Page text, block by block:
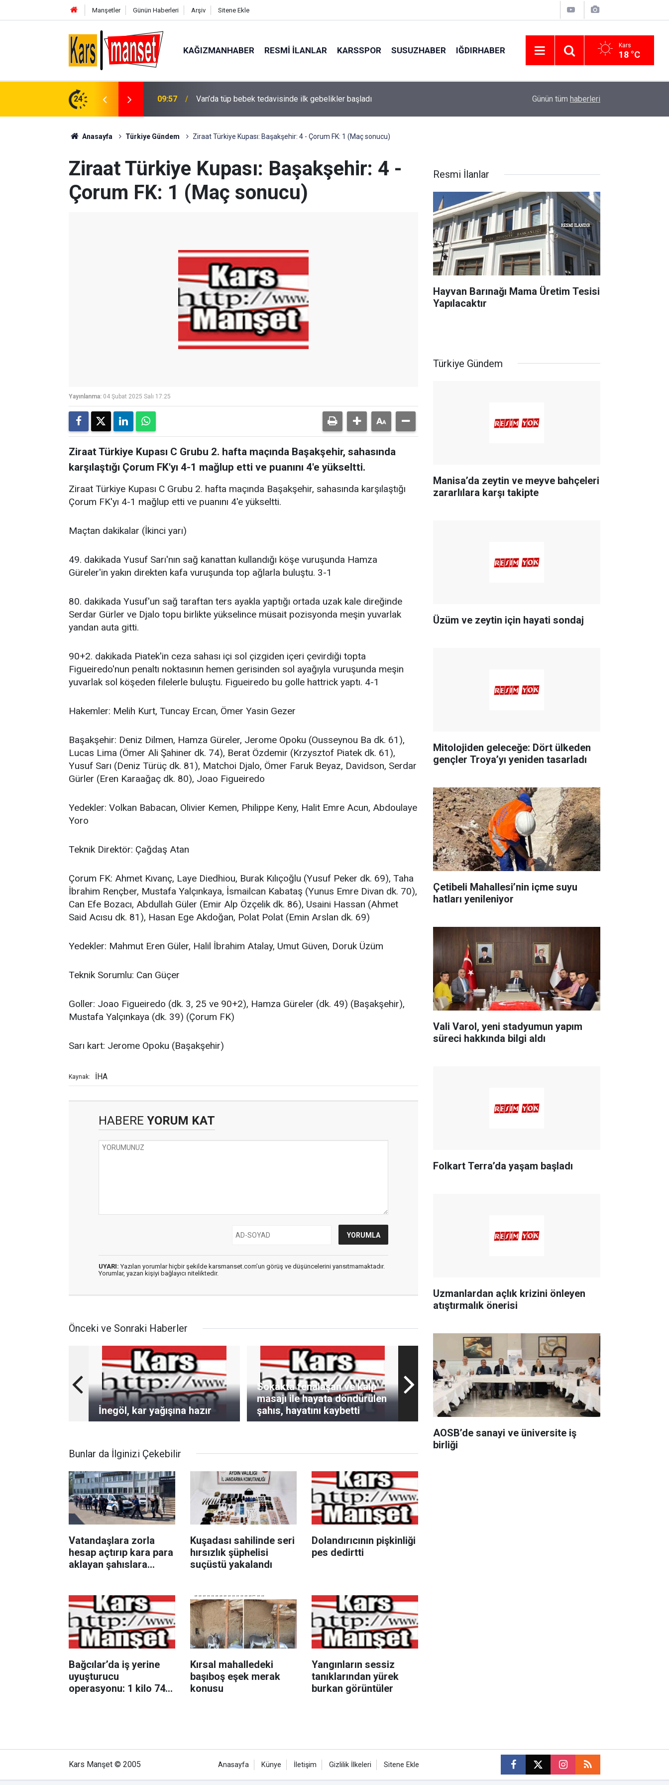
Manşetler Günün Haberleri Arşiv Sitene Ekle
KAĞIZMANHABER RESMI İLANLAR KARSSPOR SUSUZHABER IĞDIRHABER Kars
18 °C
24
09:57
Van’da tüp bebek tedavisinde ilk gebelikler başladı
09:56
Manisa’da zeytin ve meyve bahçeleri zararlılara karşı takipte Üzüm ve zeytin için hayati sondaj
Günün tüm haberleri
Anasayfa Türkiye Gündem Ziraat Türkiye Kupası: Başakşehir: 4 - Çorum FK: 1 (Maç sonucu)
Ziraat Türkiye Kupası: Başakşehir: 4 -
Çorum FK: 1 (Maç sonucu)
Yayınlanma: 04 Şubat 2025 Salı 17:25
Ziraat Türkiye Kupası C Grubu 2. hafta maçında Başakşehir, sahasında
karşılaştığı Çorum FK'yı 4-1 mağlup etti ve puanını 4'e yükseltti.
Ziraat Türkiye Kupası C Grubu 2. hafta maçında Başakşehir, sahasında karşılaştığı
Çorum FK'yı 4-1 mağlup etti ve puanını 4'e yükseltti.
Maçtan dakikalar (İkinci yarı)
49. dakikada Yusuf Sarı'nın sağ kanattan kullandığı köşe vuruşunda Hamza
Güreler'in yakın direkten kafa vuruşunda top ağlarla buluştu. 3-1
80. dakikada Yusuf'un sağ taraftan ters ayakla yaptığı ortada uzak kale direğinde
Serdar Gürler ve Djalo topu birlikte yükselince müsait pozisyonda meşin yuvarlak
yandan auta gitti.
90+2. dakikada Piatek'in ceza sahası içi sol çizgiden içeri çevirdiği topta
Figueiredo'nun penaltı noktasının hemen gerisinden sol ayağıyla vuruşunda meşin
yuvarlak sol köşeden filelerle buluştu. Figueiredo bu golle hattrick yaptı. 4-1
Hakemler: Melih Kurt, Tuncay Ercan, Ömer Yasin Gezer
Başakşehir: Deniz Dilmen, Hamza Güreler, Jerome Opoku (Ousseynou Ba dk. 61),
Lucas Lima (Ömer Ali Şahiner dk. 74), Berat Özdemir (Krzysztof Piatek dk. 61),
Yusuf Sarı (Deniz Türüç dk. 81), Matchoi Djalo, Ömer Faruk Beyaz, Davidson, Serdar
Gürler (Eren Karaağaç dk. 80), Joao Figueiredo
Yedekler: Volkan Babacan, Olivier Kemen, Philippe Keny, Halit Emre Acun, Abdoulaye
Yoro
Teknik Direktör: Çağdaş Atan
Çorum FK: Ahmet Kıvanç, Laye Diedhiou, Burak Kılıçoğlu (Yusuf Peker dk. 69), Taha
İbrahim Rençber, Mustafa Yalçınkaya, İsmailcan Kabataş (Yunus Emre Divan dk. 70),
Can Efe Bozacı, Abdullah Güler (Emir Alp Özçelik dk. 86), Usaini Hassan (Ahmet
Said Acısu dk. 81), Hasan Ege Akdoğan, Polat Polat (Emin Arslan dk. 69)
Yedekler: Mahmut Eren Güler, Halil İbrahim Atalay, Umut Güven, Doruk Üzüm
Teknik Sorumlu: Can Güçer
Goller: Joao Figueiredo (dk. 3, 25 ve 90+2), Hamza Güreler (dk. 49) (Başakşehir),
Mustafa Yalçınkaya (dk. 39) (Çorum FK)
Sarı kart: Jerome Opoku (Başakşehir)
Kaynak: İHA
HABERE YORUM KAT
UYARI: Yazılan yorumlar hiçbir şekilde karsmanset.com’un görüş ve düşüncelerini yansıtmamaktadır.
Yorumlar, yazan kişiyi bağlayıcı niteliktedir.
Önceki ve Sonraki Haberler
İnegöl, kar yağışına hazır
Sokakta fenalaşan ve kalp
masajı ile hayata döndürülen
şahıs, hayatını kaybetti
Bunlar da İlginizi Çekebilir
Vatandaşlara zorla
hesap açtırıp kara para
aklayan şahıslara
Kuşadası sahilinde seri
hırsızlık şüphelisi
suçüstü yakalandı
Dolandırıcının pişkinliği
pes dedirtti
Bağcılar’da iş yerine
uyuşturucu
operasyonu: 1 kilo 740
Kırsal mahalledeki
başıboş eşek merak
konusu
Yangınların sessiz
tanıklarından yürek
burkan görüntüler
Resmi İlanlar
Hayvan Barınağı Mama Üretim Tesisi
Yapılacaktır
Türkiye Gündem
Manisa’da zeytin ve meyve bahçeleri
zararlılara karşı takipte
Üzüm ve zeytin için hayati sondaj
Mitolojiden geleceğe: Dört ülkeden
gençler Troya’yı yeniden tasarladı
Çetibeli Mahallesi’nin içme suyu
hatları yenileniyor
Vali Varol, yeni stadyumun yapım
süreci hakkında bilgi aldı
Folkart Terra’da yaşam başladı
Uzmanlardan açlık krizini önleyen
atıştırmalık önerisi
AOSB’de sanayi ve üniversite iş
birliği
Kars Manşet © 2005 Anasayfa Künye İletişim Gizlilik İlkeleri Sitene Ekle